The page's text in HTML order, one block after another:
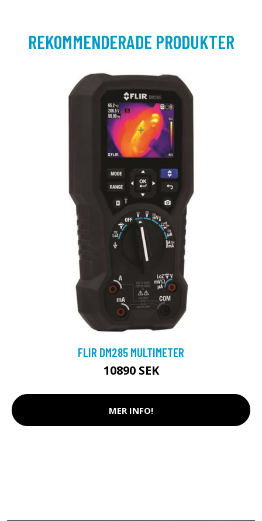
REKOMMENDERADE PRODUKTER
FLIR DM285 MULTIMETER
10890 SEK
MER INFO!